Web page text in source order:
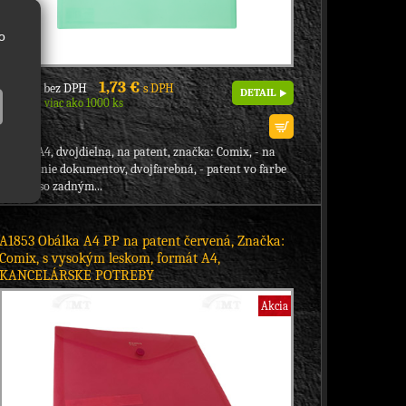
1,41 € bez DPH 1,73 €s DPH
Skladom viac ako 1000 ks
DETAIL
obálka A4, dvojdielna, na patent, značka: Comix, - na
odkladanie dokumentov, dvojfarebná, - patent vo farbe
obálky, so zadným...
A1853 Obálka A4 PP na patent červená, Značka:
Comix, s vysokým leskom, formát A4,
KANCELÁRSKE POTREBY
Akcia